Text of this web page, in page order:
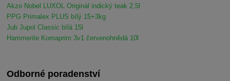
Akzo Nobel LUXOL Originál indický teak 2,5l
PPG Primalex PLUS bílý 15+3kg
Jub Jupol Classic bílá 15l
Hammerite Komaprim 3v1 červenohnědá 10l
Odborné poradenství